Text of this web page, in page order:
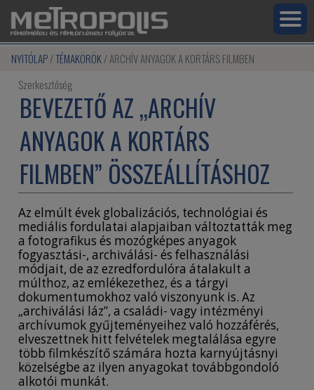
NYITÓLAP TÉMAKÖRÖK ARCHÍV ANYAGOK A KORTÁRS FILMBEN
Szerkesztőség
BEVEZETŐ AZ „ARCHÍV
ANYAGOK A KORTÁRS
FILMBEN” ÖSSZEÁLLÍTÁSHOZ
Az elmúlt évek globalizációs, technológiai és
mediális fordulatai alapjaiban változtatták meg
a fotografikus és mozógképes anyagok
fogyasztási-, archiválási- és felhasználási
módjait, de az ezredfordulóra átalakult a
múlthoz, az emlékezethez, és a tárgyi
dokumentumokhoz való viszonyunk is. Az
„archiválási láz”, a családi- vagy intézményi
archívumok gyűjteményeihez való hozzáférés,
elveszettnek hitt felvételek megtalálása egyre
több filmkészítő számára hozta karnyújtásnyi
közelségbe az ilyen anyagokat továbbgondoló
alkotói munkát.